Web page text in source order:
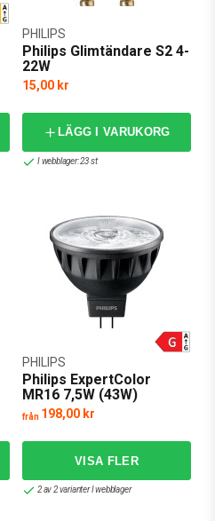
Philips Glimtändare S2 4-
22W
PHILIPS
15,00 kr
LÄGG I VARUKORG
I webblager: 23 st
Philips ExpertColor
MR16 7,5W (43W)
PHILIPS
från 198,00 kr
2 av 2 varianter I webblager